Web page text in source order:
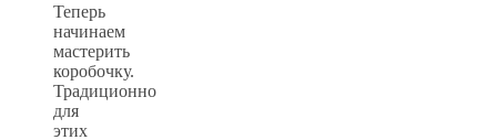
Теперь
начинаем
мастерить
коробочку.
Традиционно
для
этих